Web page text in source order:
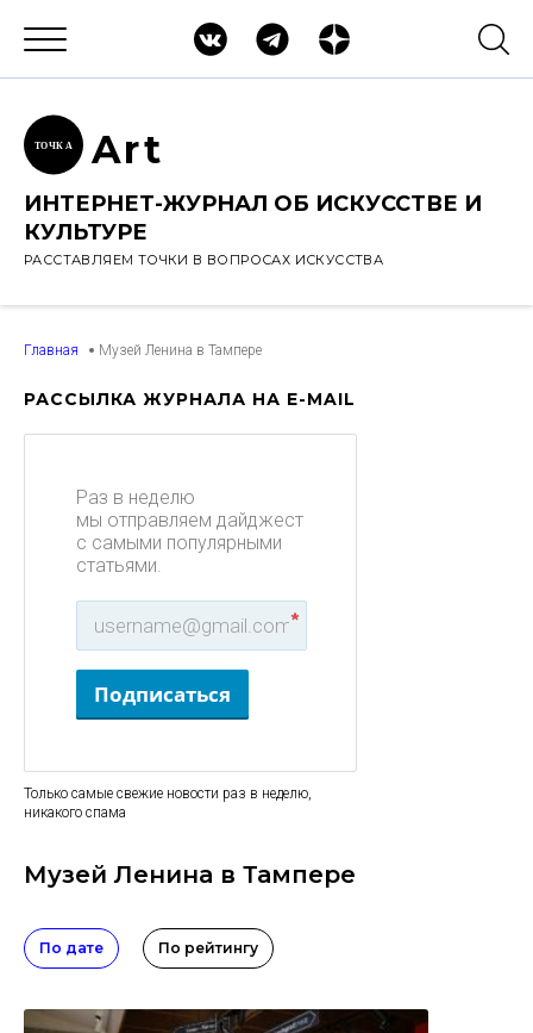
ТОЧК А Art
ИНТЕРНЕТ-ЖУРНАЛ ОБ ИСКУССТВЕ И
КУЛЬТУРЕ
РАССТАВЛЯЕМ ТОЧКИ В ВОПРОСАХ ИСКУССТВА
Главная Музей Ленина в Тампере
РАССЫЛКА ЖУРНАЛА НА E-MAIL
Раз в неделю
мы отправляем дайджест
с самыми популярными
статьями.
*
Подписаться
Только самые свежие новости раз в неделю,
никакого спама
Музей Ленина в Тампере
По дате По рейтингу